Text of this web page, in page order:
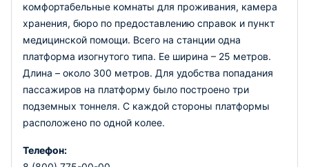
комфортабельные комнаты для проживания, камера
хранения, бюро по предоставлению справок и пункт
медицинской помощи. Всего на станции одна
платформа изогнутого типа. Ее ширина – 25 метров.
Длина – около 300 метров. Для удобства попадания
пассажиров на платформу было построено три
подземных тоннеля. С каждой стороны платформы
расположено по одной колее.
Телефон: